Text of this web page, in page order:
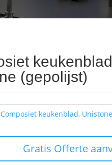
(gepolijst)
Composiet keukenblad,
Gratis Offerte